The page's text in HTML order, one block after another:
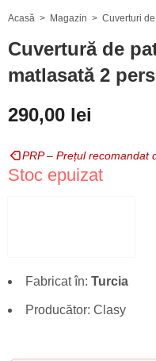
Acasă Magazin
Cuvertură de
matlasată 2
290,00 lei
PRP – Prețul recomandat
Stoc epuizat
Fabricat în: Turcia
Producător: Clasy